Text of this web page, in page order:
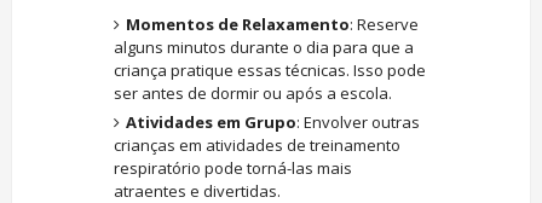
Momentos de Relaxamento: Reserve
alguns minutos durante o dia para que a
criança pratique essas técnicas. Isso pode
ser antes de dormir ou após a escola.
Atividades em Grupo: Envolver outras
crianças em atividades de treinamento
respiratório pode torná-las mais
atraentes e divertidas.